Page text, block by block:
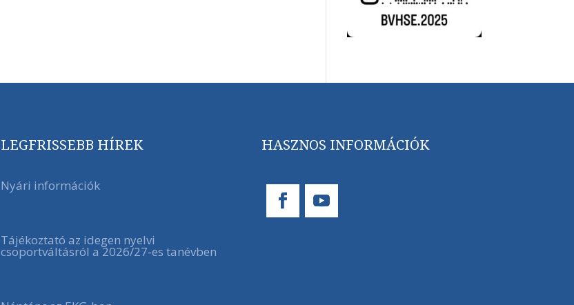
LEGFRISSEBB HÍREK
Nyári információk
Tájékoztató az idegen nyelvi
csoportváltásról a 2026/27-es tanévben
HASZNOS INFORMÁCIÓK